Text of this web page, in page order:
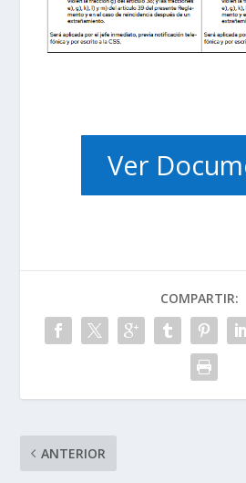
Ver
COMPARTIR:
ANTERIOR